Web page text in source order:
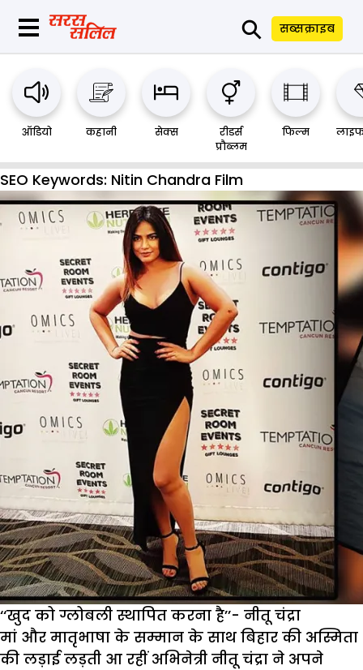
⚲ सब्सक्राइब
ऑडियो कहानी सेक्स
रीडर्स
प्रौब्लम
फिल्म
SEO Keywords: Nitin Chandra Film
‘‘खुद को ग्लोबली स्थापित करना है’’- नीतू चंद्रा
मां और मातृभाषा के सम्मान के साथ बिहार की अस्मिता
की लड़ाई लड़ती आ रहीं अभिनेत्री नीतू चंद्रा ने अपने